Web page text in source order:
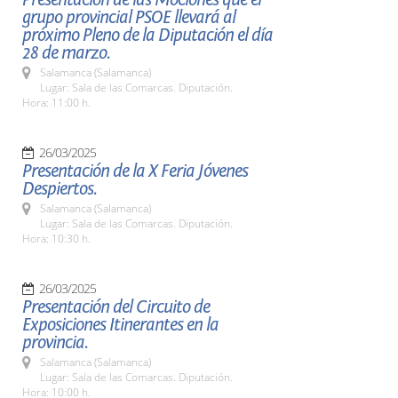
grupo provincial PSOE llevará al
próximo Pleno de la Diputación el día
28 de marzo.
Salamanca (Salamanca)
Lugar: Sala de las Comarcas. Diputación.
Hora: 11:00 h.
26/03/2025
Presentación de la X Feria Jóvenes
Despiertos.
Salamanca (Salamanca)
Lugar: Sala de las Comarcas. Diputación.
Hora: 10:30 h.
26/03/2025
Presentación del Circuito de
Exposiciones Itinerantes en la
provincia.
Salamanca (Salamanca)
Lugar: Sala de las Comarcas. Diputación.
Hora: 10:00 h.